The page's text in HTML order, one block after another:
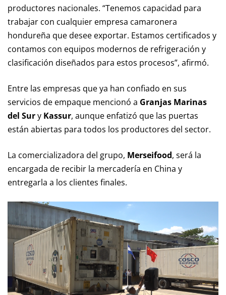
productores nacionales. “Tenemos capacidad para
trabajar con cualquier empresa camaronera
hondureña que desee exportar. Estamos certificados y
contamos con equipos modernos de refrigeración y
clasificación diseñados para estos procesos”, afirmó.
Entre las empresas que ya han confiado en sus
servicios de empaque mencionó a Granjas Marinas
del Sury Kassur, aunque enfatizó que las puertas
están abiertas para todos los productores del sector.
La comercializadora del grupo, Merseifood, será la
encargada de recibir la mercadería en China y
entregarla a los clientes finales.